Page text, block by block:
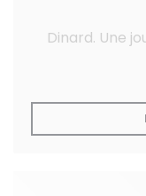
Dinard. Une